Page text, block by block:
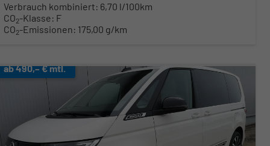
Verbrauch kombiniert: 6,70 l/100km
CO2-Klasse: F
CO2-Emissionen: 175,00 g/km
ab 490,– € mtl.